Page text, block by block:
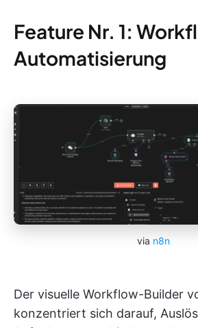
Feature Nr. 1:
Automatisierung
via n8n
Der visuelle Workflow-Builder
konzentriert sich darauf,